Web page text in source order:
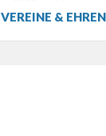
VEREINE &